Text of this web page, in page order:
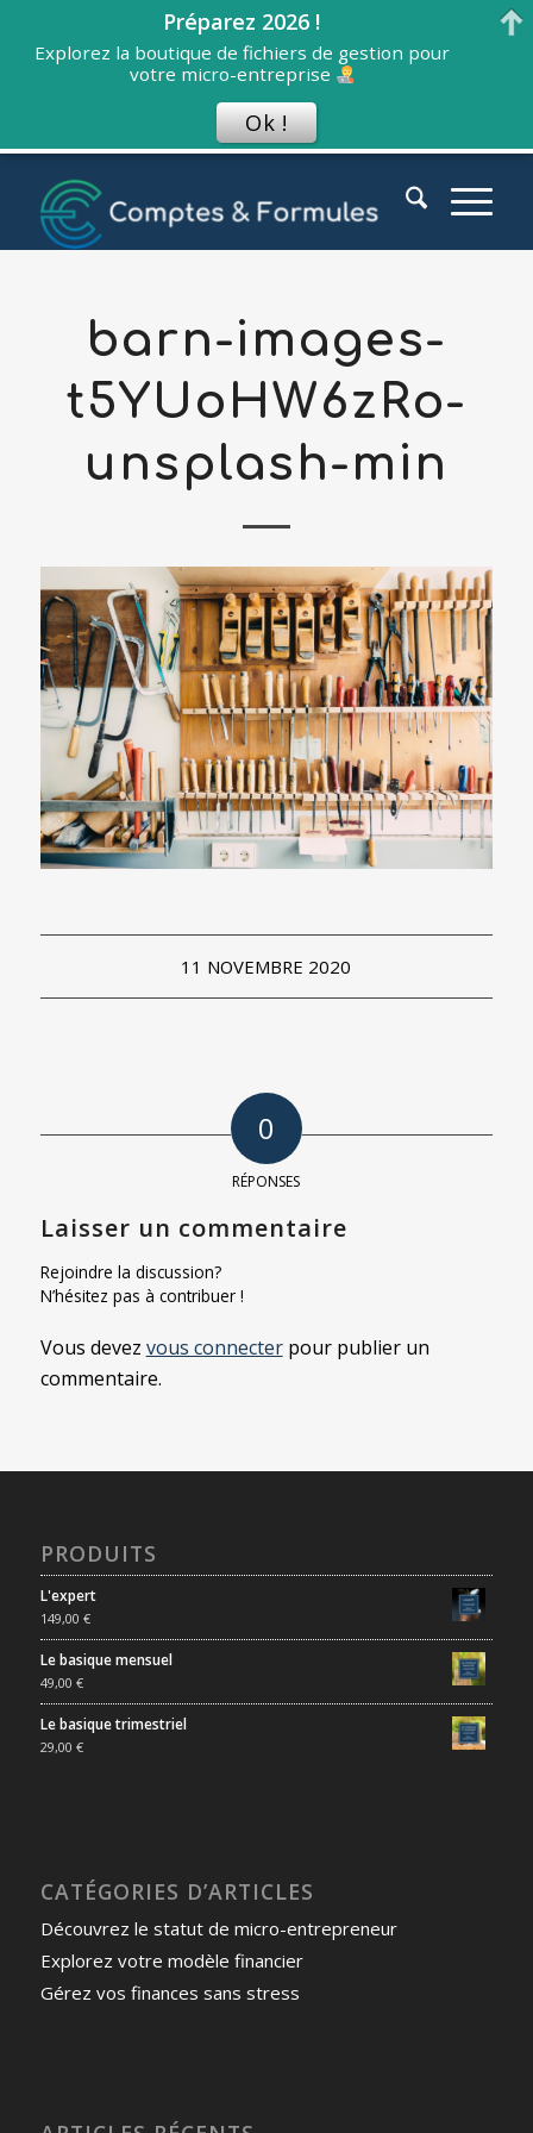
barn-images-
t5YUoHW6zRo-
unsplash-min
11 NOVEMBRE 2020
0
RÉPONSES
Laisser un commentaire
Rejoindre la discussion?
N’hésitez pas à contribuer !
Vous devez vous connecterpour publier un
commentaire.
PRODUITS
L'expert
149,00 €
Le basique mensuel
49,00 €
Le basique trimestriel
29,00 €
CATÉGORIES D’ARTICLES
Découvrez le statut de micro-entrepreneur
Explorez votre modèle financier
Gérez vos finances sans stress
Préparez 2026 !
Explorez la boutique de fichiers de gestion pour
votre micro-entreprise
Ok !